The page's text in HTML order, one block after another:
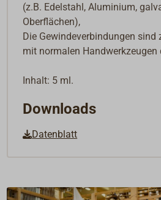
(z.B. Edelstahl, Aluminium,
Oberflächen),
Die Gewindeverbindungen
mit normalen Handwerkzeugen
Inhalt: 5 ml.
Downloads
Datenblatt